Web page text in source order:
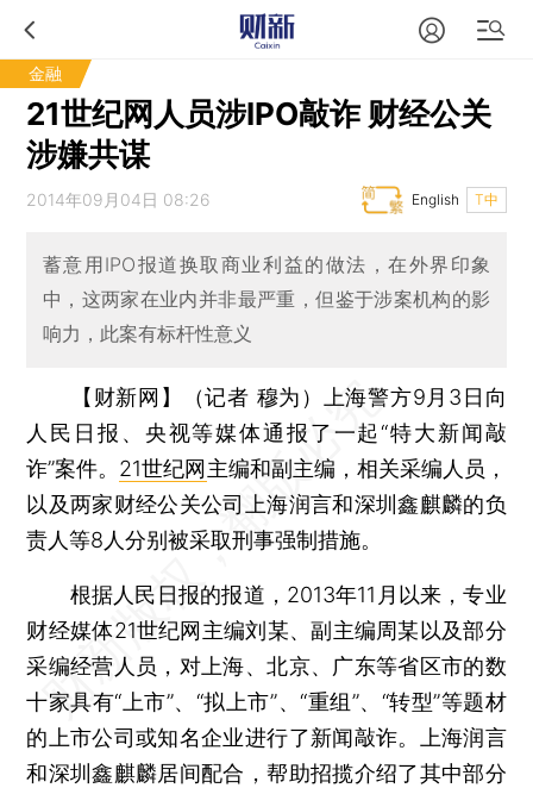
金融
21世纪网人员涉IPO敲诈 财经公关
涉嫌共谋
2014年09月04日 08:26 T中
English
蓄意用IPO报道换取商业利益的做法，在外界印象
中，这两家在业内并非最严重，但鉴于涉案机构的影
响力，此案有标杆性意义
【财新网】（记者 穆为）
上海警方9月3日向
人民日报、央视等媒体通报了一起“特大新闻敲
诈”案件。 21世纪网 主编和副主编，相关采编人员，
以及两家财经公关公司上海润言和深圳鑫麒麟的负
责人等8人分别被采取刑事强制措施。
根据人民日报的报道，2013年11月以来，专业
财经媒体21世纪网主编刘某、副主编周某以及部分
采编经营人员，对上海、北京、广东等省区市的数
十家具有“上市”、“拟上市”、“重组”、“转型”等题材
的上市公司或知名企业进行了新闻敲诈。上海润言
和深圳鑫麒麟居间配合，帮助招揽介绍了其中部分